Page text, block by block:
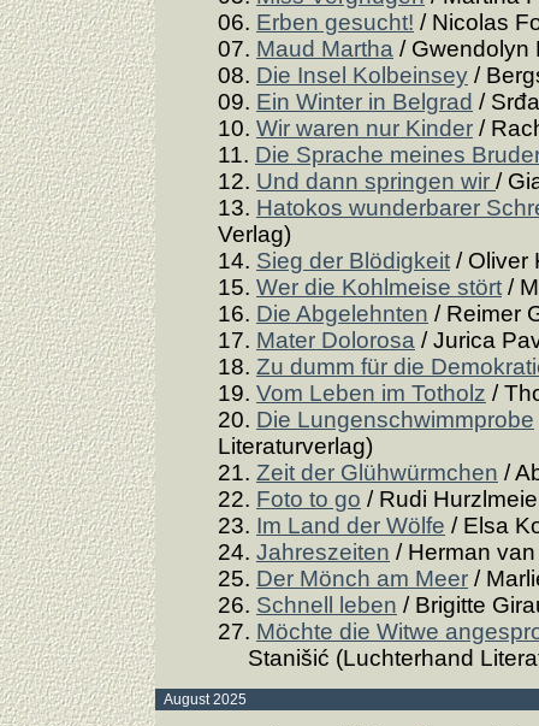
06. Erben gesucht! / Nicolas
07. Maud Martha / Gwendolyn
08. Die Insel Kolbeinsey /
09. Ein Winter in Belgrad /
10. Wir waren nur Kinder /
11. Die Sprache meines
12. Und dann springen wir /
13. Hatokos wunderbarer
Verlag)
14. Sieg der Blödigkeit / Oliver
15. Wer die Kohlmeise stört /
16. Die Abgelehnten / Reimer
17. Mater Dolorosa / Jurica
18. Zu dumm für die
19. Vom Leben im Totholz /
20. Die Lungenschwimmprobe
Literaturverlag)
21. Zeit der Glühwürmchen /
22. Foto to go / Rudi
23. Im Land der Wölfe / Elsa
24. Jahreszeiten / Herman
25. Der Mönch am Meer /
26. Schnell leben / Brigitte
27. Möchte die Witwe
Stanišić (Luchterhand
August 2025